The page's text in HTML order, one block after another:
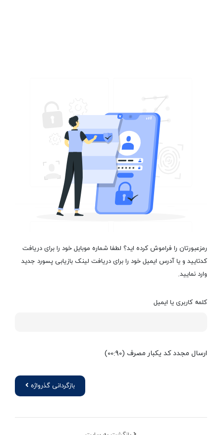
رمزعبورتان را فراموش کرده اید؟ لطفا شماره موبایل خود را برای دریافت
کدتایید و یا آدرس ایمیل خود را برای دریافت لینک بازیابی پسورد جدید
وارد نمایید.
کلمه کاربری یا ایمیل
ارسال مجدد کد یکبار مصرف (00:
90
)
بازگردانی گذرواژه